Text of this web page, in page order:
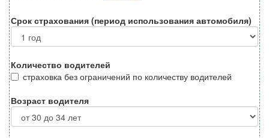
Срок страхования (период использования автомобиля)
Количество водителей
страховка без ограничений по количеству водителей
Возраст водителя